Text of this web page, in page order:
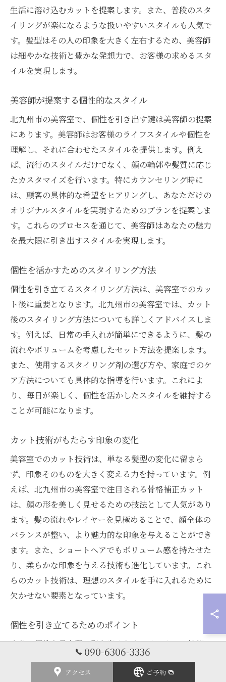
生活に溶け込むカットを提案します。また、普段のスタ
イリングが楽になるような扱いやすいスタイルも人気で
す。髪型はその人の印象を大きく左右するため、美容師
は細やかな技術と豊かな発想力で、お客様の求めるスタ
イルを実現します。
美容師が提案する個性的なスタイル
北九州市の美容室で、個性を引き出す鍵は美容師の提案
にあります。美容師はお客様のライフスタイルや個性を
理解し、それに合わせたスタイルを提供します。例え
ば、流行のスタイルだけでなく、顔の輪郭や髪質に応じ
たカスタマイズを行います。特にカウンセリング時に
は、顧客の具体的な希望をヒアリングし、あなただけの
オリジナルスタイルを実現するためのプランを提案しま
す。これらのプロセスを通じて、美容師はあなたの魅力
を最大限に引き出すスタイルを実現します。
個性を活かすためのスタイリング方法
個性を引き立てるスタイリング方法は、美容室でのカッ
ト後に重要となります。北九州市の美容室では、カット
後のスタイリング方法についても詳しくアドバイスしま
す。例えば、日常の手入れが簡単にできるように、髪の
流れやボリュームを考慮したセット方法を提案します。
また、使用するスタイリング剤の選び方や、家庭でのケ
ア方法についても具体的な指導を行います。これによ
り、毎日が楽しく、個性を活かしたスタイルを維持する
ことが可能になります。
カット技術がもたらす印象の変化
美容室でのカット技術は、単なる髪型の変化に留まら
ず、印象そのものを大きく変える力を持っています。例
えば、北九州市の美容室で注目される骨格補正カット
は、顔の形を美しく見せるための技法として人気があり
ます。髪の流れやレイヤーを見極めることで、顔全体の
バランスが整い、より魅力的な印象を与えることができ
ます。また、ショートヘアでもボリューム感を持たせた
り、柔らかな印象を与える技術も進化しています。これ
らのカット技術は、理想のスタイルを手に入れるために
欠かせない要素となっています。
個性を引き立てるためのポイント
自分の個性を最大限に引き出すためには、カット技術の
選択が重要です。北九州市の美容室では、スタイリスト
が個々の特徴や希望に合わせたカスタマイズされたヘア
090-6306-3336
アクセス ご予約